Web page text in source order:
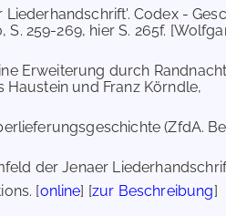
Codex -
259-269, hier S. 265f.
Erweiterung durch
Haustein und Franz Körndle,
(ZfdA.
der Jenaer
[online] [zur Beschreibung]